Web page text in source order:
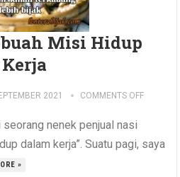
Misi Hidup
2021 COMMENTS OFF
seorang nenek penjual nasi
dalam kerja”. Suatu pagi, saya
»